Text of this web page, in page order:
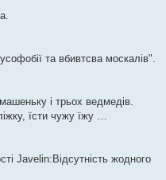
та вбивтсва москалів".
і трьох ведмедів.
їсти чужу їжу …
Javelin:Відсутність жодного